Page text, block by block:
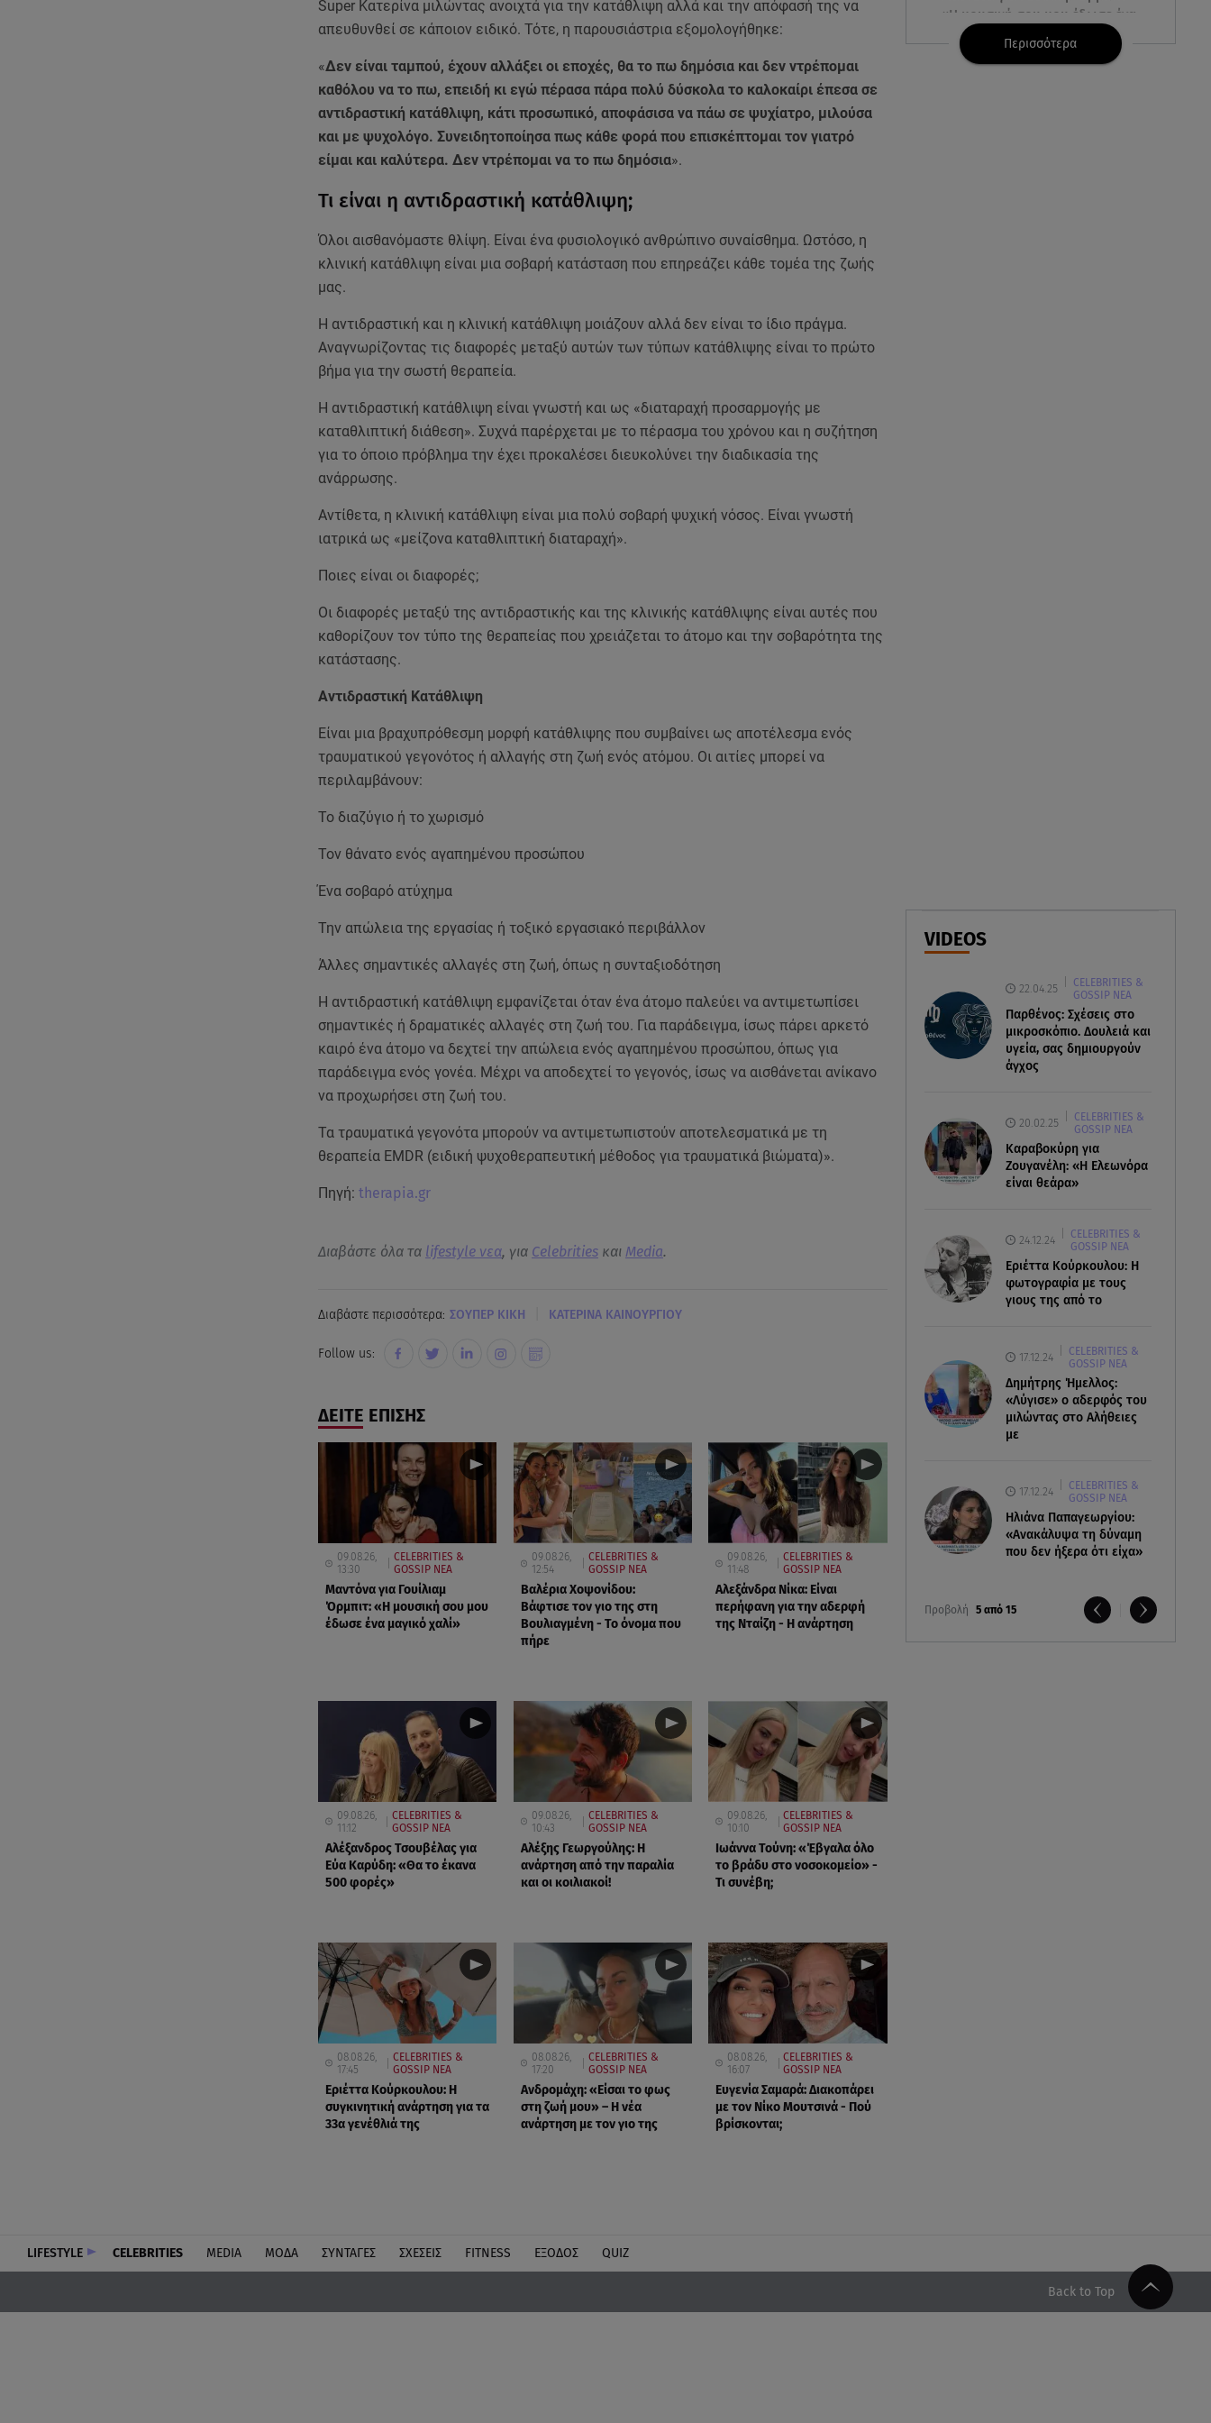
«Η μουσική σου μου έδωσε ένα
μαγικό χαλί»
Νταίζη - Η ανάρτηση
09.08.26 , 11:38
Κόσοβο: Βουλευτές πέταξαν
αυγά στον υπηρεσιακό
πρωθυπουργό
Περισσότερα
VIDEOS
22.04.25
CELEBRITIES &
GOSSIP ΝΕΑ
Παρθένος: Σχέσεις στο
μικροσκόπιο. Δουλειά και
υγεία, σας δημιουργούν
άγχος
20.02.25
CELEBRITIES &
GOSSIP ΝΕΑ
Καραβοκύρη για
Ζουγανέλη: «Η Ελεωνόρα
είναι θεάρα»
24.12.24
CELEBRITIES &
GOSSIP ΝΕΑ
Εριέττα Κούρκουλου: Η
φωτογραφία με τους
γιους της από το
17.12.24
CELEBRITIES &
GOSSIP ΝΕΑ
Δημήτρης Ήμελλος:
«Λύγισε» ο αδερφός του
μιλώντας στο Αλήθειες
με
17.12.24
CELEBRITIES &
GOSSIP ΝΕΑ
Ηλιάνα Παπαγεωργίου:
«Ανακάλυψα τη δύναμη
που δεν ήξερα ότι είχα»
Προβολή 5 από 15
Super Κατερίνα μιλώντας ανοιχτά για την κατάθλιψη αλλά και την απόφασή της να
απευθυνθεί σε κάποιον ειδικό. Τότε, η παρουσιάστρια εξομολογήθηκε:
«Δεν είναι ταμπού, έχουν αλλάξει οι εποχές, θα το πω δημόσια και δεν ντρέπομαι
καθόλου να το πω, επειδή κι εγώ πέρασα πάρα πολύ δύσκολα το καλοκαίρι έπεσα σε
αντιδραστική κατάθλιψη, κάτι προσωπικό, αποφάσισα να πάω σε ψυχίατρο, μιλούσα
και με ψυχολόγο. Συνειδητοποίησα πως κάθε φορά που επισκέπτομαι τον γιατρό
είμαι και καλύτερα. Δεν ντρέπομαι να το πω δημόσια».
Τι είναι η αντιδραστική κατάθλιψη;
Όλοι αισθανόμαστε θλίψη. Είναι ένα φυσιολογικό ανθρώπινο συναίσθημα. Ωστόσο, η
κλινική κατάθλιψη είναι μια σοβαρή κατάσταση που επηρεάζει κάθε τομέα της ζωής
μας.
Η αντιδραστική και η κλινική κατάθλιψη μοιάζουν αλλά δεν είναι το ίδιο πράγμα.
Αναγνωρίζοντας τις διαφορές μεταξύ αυτών των τύπων κατάθλιψης είναι το πρώτο
βήμα για την σωστή θεραπεία.
Η αντιδραστική κατάθλιψη είναι γνωστή και ως «διαταραχή προσαρμογής με
καταθλιπτική διάθεση». Συχνά παρέρχεται με το πέρασμα του χρόνου και η συζήτηση
για το όποιο πρόβλημα την έχει προκαλέσει διευκολύνει την διαδικασία της
ανάρρωσης.
Αντίθετα, η κλινική κατάθλιψη είναι μια πολύ σοβαρή ψυχική νόσος. Είναι γνωστή
ιατρικά ως «μείζονα καταθλιπτική διαταραχή».
Ποιες είναι οι διαφορές;
Οι διαφορές μεταξύ της αντιδραστικής και της κλινικής κατάθλιψης είναι αυτές που
καθορίζουν τον τύπο της θεραπείας που χρειάζεται το άτομο και την σοβαρότητα της
κατάστασης.
Αντιδραστική Κατάθλιψη
Είναι μια βραχυπρόθεσμη μορφή κατάθλιψης που συμβαίνει ως αποτέλεσμα ενός
τραυματικού γεγονότος ή αλλαγής στη ζωή ενός ατόμου. Οι αιτίες μπορεί να
περιλαμβάνουν:
Το διαζύγιο ή το χωρισμό
Τον θάνατο ενός αγαπημένου προσώπου
Ένα σοβαρό ατύχημα
Την απώλεια της εργασίας ή τοξικό εργασιακό περιβάλλον
Άλλες σημαντικές αλλαγές στη ζωή, όπως η συνταξιοδότηση
Η αντιδραστική κατάθλιψη εμφανίζεται όταν ένα άτομο παλεύει να αντιμετωπίσει
σημαντικές ή δραματικές αλλαγές στη ζωή του. Για παράδειγμα, ίσως πάρει αρκετό
καιρό ένα άτομο να δεχτεί την απώλεια ενός αγαπημένου προσώπου, όπως για
παράδειγμα ενός γονέα. Μέχρι να αποδεχτεί το γεγονός, ίσως να αισθάνεται ανίκανο
να προχωρήσει στη ζωή του.
Τα τραυματικά γεγονότα μπορούν να αντιμετωπιστούν αποτελεσματικά με τη
θεραπεία EMDR (ειδική ψυχοθεραπευτική μέθοδος για τραυματικά βιώματα)».
Πηγή: therapia.gr
Διαβάστε όλα τα lifestyle νεα, για Celebritiesκαι Media.
Διαβάστε περισσότερα: ΣΟΥΠΕΡ ΚΙΚΗ KΑΤΕΡΙΝΑ ΚΑΙΝΟΥΡΓΙΟΥ
Follow us:
ΔΕΙΤΕ ΕΠΙΣΗΣ
09.08.26,
13:30
CELEBRITIES &
GOSSIP ΝΕΑ
Μαντόνα για Γουίλιαμ
Όρμπιτ: «Η μουσική σου μου
έδωσε ένα μαγικό χαλί»
09.08.26,
12:54
CELEBRITIES &
GOSSIP ΝΕΑ
Βαλέρια Χοψονίδου:
Βάφτισε τον γιο της στη
Βουλιαγμένη - Το όνομα που
πήρε
09.08.26,
11:48
CELEBRITIES &
GOSSIP ΝΕΑ
Αλεξάνδρα Νίκα: Είναι
περήφανη για την αδερφή
της Νταίζη - Η ανάρτηση
09.08.26,
11:12
CELEBRITIES &
GOSSIP ΝΕΑ
Αλέξανδρος Τσουβέλας για
Εύα Καρύδη: «Θα το έκανα
500 φορές»
09.08.26,
10:43
CELEBRITIES &
GOSSIP ΝΕΑ
Αλέξης Γεωργούλης: Η
ανάρτηση από την παραλία
και οι κοιλιακοί!
09.08.26,
10:10
CELEBRITIES &
GOSSIP ΝΕΑ
Ιωάννα Τούνη: «Έβγαλα όλο
το βράδυ στο νοσοκομείο» -
Τι συνέβη;
08.08.26,
17:45
CELEBRITIES &
GOSSIP ΝΕΑ
Εριέττα Κούρκουλου: Η
συγκινητική ανάρτηση για τα
33α γενέθλιά της
08.08.26,
17:20
CELEBRITIES &
GOSSIP ΝΕΑ
Ανδρομάχη: «Είσαι το φως
στη ζωή μου» – Η νέα
ανάρτηση με τον γιο της
08.08.26,
16:07
CELEBRITIES &
GOSSIP ΝΕΑ
Ευγενία Σαμαρά: Διακοπάρει
με τον Νίκο Μουτσινά - Πού
βρίσκονται;
LIFESTYLE CELEBRITIES MEDIA ΜΟΔΑ ΣΥΝΤΑΓΕΣ ΣΧΕΣΕΙΣ FITNESS ΕΞΟΔΟΣ QUIZ
Back to Top